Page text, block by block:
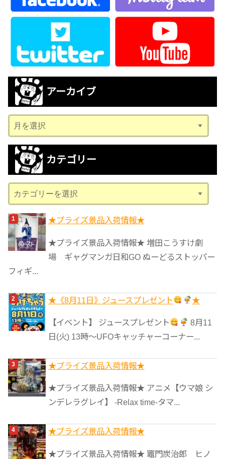
アーカイブ
ー
カ
ブ
カテゴリー
テ
ゴ
リ
ー
★プライズ景品入荷情報★
★プライズ景品入荷情報★ 増田こうすけ劇
場 ギャグマンガ日和GO ぬーどるストッパー
フィギ...
★《8月11日》ジュースプレゼント ★
【イベント】 ジュースプレゼント
8月11
日(火) 13時〜UFOキャッチャーコーナー...
★プライズ景品入荷情報★
★プライズ景品入荷情報★ アニメ【ウマ娘 シ
ンデレラグレイ】 -Relax time-タマ...
★プライズ景品入荷情報★
★プライズ景品入荷情報★ 竈門炭治郎 ヒノ